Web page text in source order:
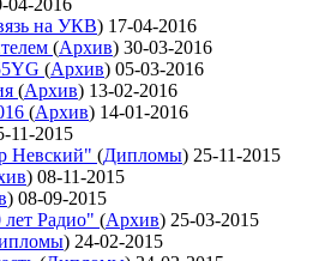
на УКВ) 17-04-2016
(Архив) 30-03-2016
(Архив) 05-03-2016
(Архив) 13-02-2016
(Архив) 14-01-2016
11-2015
Невский" (Дипломы) 25-11-2015
) 08-11-2015
) 08-09-2015
Радио" (Архив) 25-03-2015
) 24-02-2015